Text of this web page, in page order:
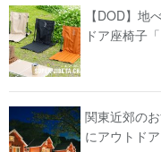
【DOD】地
ドア座椅子
関東近郊の
にアウトド